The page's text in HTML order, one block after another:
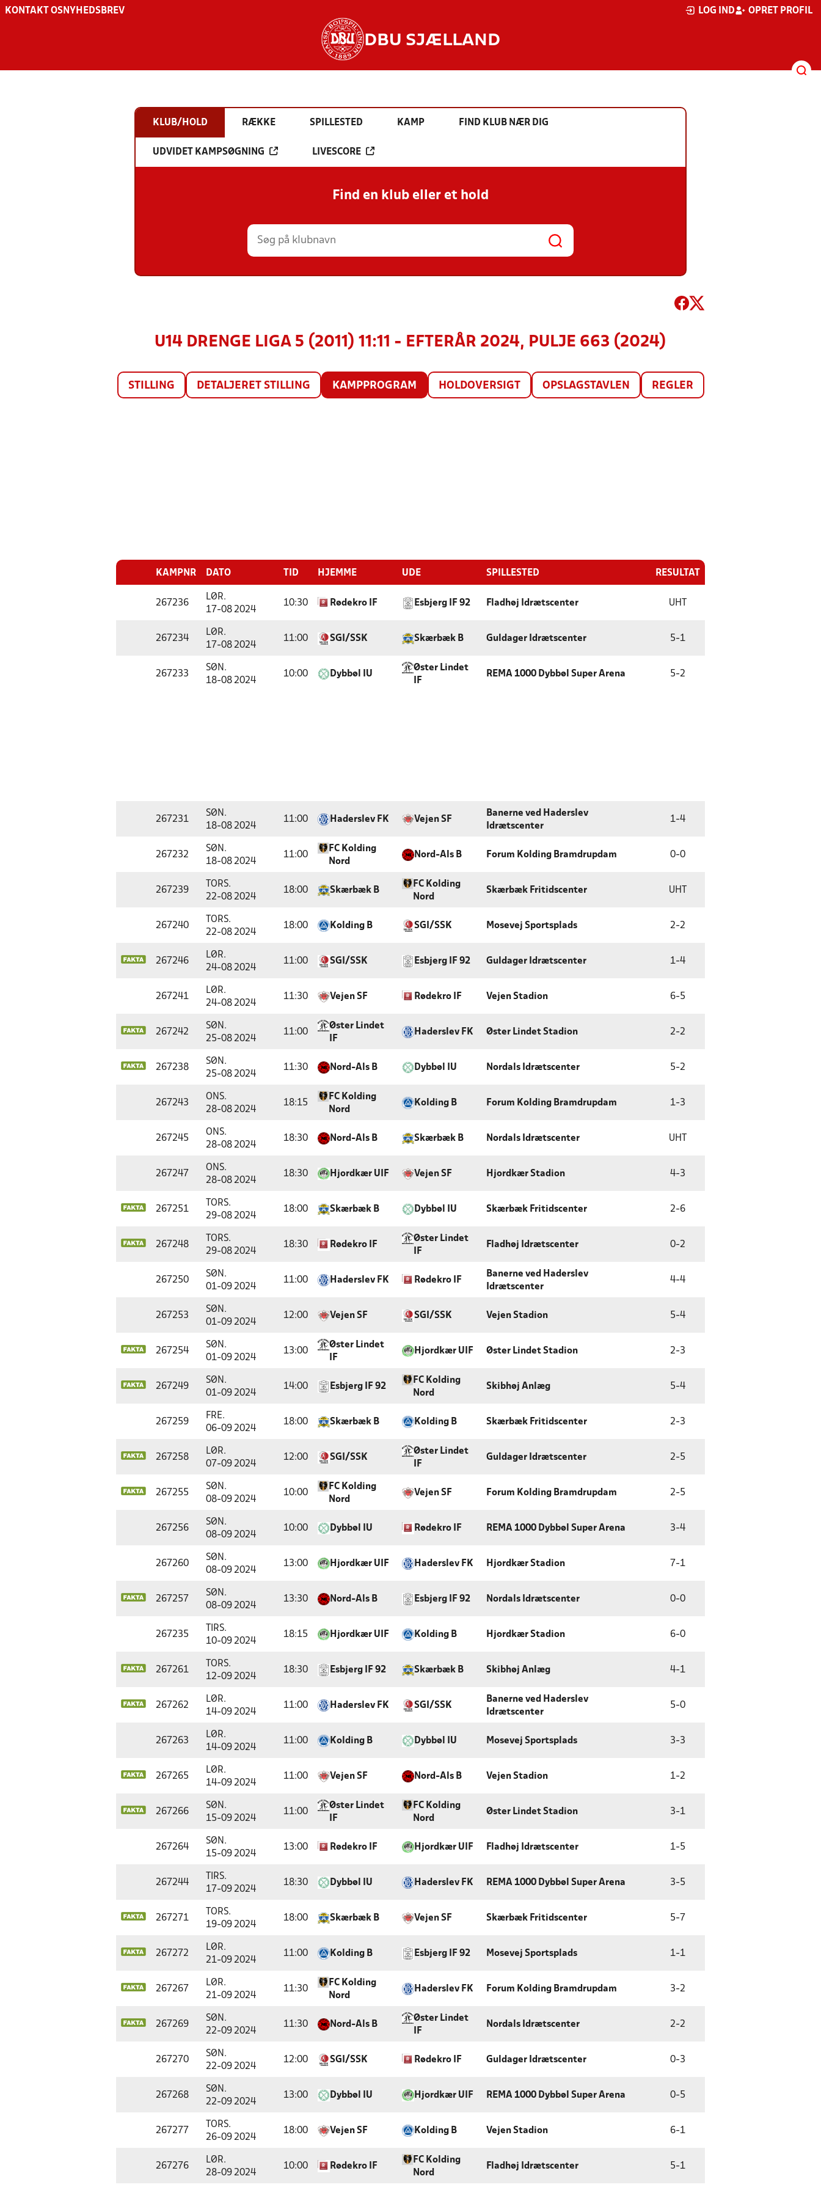
KONTAKT OS NYHEDSBREV LOG IND OPRET PROFIL
DBU SJÆLLAND
KLUB/HOLD RÆKKE SPILLESTED KAMP FIND KLUB NÆR DIG
UDVIDET KAMPSØGNING LIVESCORE
Find en klub eller et hold
U14 DRENGE LIGA 5 (2011) 11:11 - EFTERÅR 2024, PULJE 663 (2024)
STILLING DETALJERET STILLING KAMPPROGRAM HOLDOVERSIGT OPSLAGSTAVLEN REGLER
KAMPNR DATO TID HJEMME UDE SPILLESTED RESULTAT
267236
LØR.
17-08 2024
10:30 Rødekro IF Esbjerg IF 92 Fladhøj Idrætscenter UHT
267234
LØR.
17-08 2024
11:00 SGI/SSK Skærbæk B Guldager Idrætscenter 5-1
267233
SØN.
18-08 2024
10:00 Dybbøl IU
Øster Lindet
IF
REMA 1000 Dybbøl Super Arena 5-2
267231
SØN.
18-08 2024
11:00 Haderslev FK Vejen SF
Banerne ved Haderslev
Idrætscenter
1-4
267232
SØN.
18-08 2024
11:00
FC Kolding
Nord
Nord-Als B Forum Kolding Bramdrupdam 0-0
267239
TORS.
22-08 2024
18:00 Skærbæk B
FC Kolding
Nord
Skærbæk Fritidscenter UHT
267240
TORS.
22-08 2024
18:00 Kolding B SGI/SSK Mosevej Sportsplads 2-2
267246
LØR.
24-08 2024
11:00 SGI/SSK Esbjerg IF 92 Guldager Idrætscenter 1-4
267241
LØR.
24-08 2024
11:30 Vejen SF Rødekro IF Vejen Stadion 6-5
267242
SØN.
25-08 2024
11:00
Øster Lindet
IF
Haderslev FK Øster Lindet Stadion 2-2
267238
SØN.
25-08 2024
11:30 Nord-Als B Dybbøl IU Nordals Idrætscenter 5-2
267243
ONS.
28-08 2024
18:15
FC Kolding
Nord
Kolding B Forum Kolding Bramdrupdam 1-3
267245
ONS.
28-08 2024
18:30 Nord-Als B Skærbæk B Nordals Idrætscenter UHT
267247
ONS.
28-08 2024
18:30 Hjordkær UIF Vejen SF Hjordkær Stadion 4-3
267251
TORS.
29-08 2024
18:00 Skærbæk B Dybbøl IU Skærbæk Fritidscenter 2-6
267248
TORS.
29-08 2024
18:30 Rødekro IF
Øster Lindet
IF
Fladhøj Idrætscenter 0-2
267250
SØN.
01-09 2024
11:00 Haderslev FK Rødekro IF
Banerne ved Haderslev
Idrætscenter
4-4
267253
SØN.
01-09 2024
12:00 Vejen SF SGI/SSK Vejen Stadion 5-4
267254
SØN.
01-09 2024
13:00
Øster Lindet
IF
Hjordkær UIF Øster Lindet Stadion 2-3
267249
SØN.
01-09 2024
14:00 Esbjerg IF 92
FC Kolding
Nord
Skibhøj Anlæg 5-4
267259
FRE.
06-09 2024
18:00 Skærbæk B Kolding B Skærbæk Fritidscenter 2-3
267258
LØR.
07-09 2024
12:00 SGI/SSK
Øster Lindet
IF
Guldager Idrætscenter 2-5
267255
SØN.
08-09 2024
10:00
FC Kolding
Nord
Vejen SF Forum Kolding Bramdrupdam 2-5
267256
SØN.
08-09 2024
10:00 Dybbøl IU Rødekro IF REMA 1000 Dybbøl Super Arena 3-4
267260
SØN.
08-09 2024
13:00 Hjordkær UIF Haderslev FK Hjordkær Stadion 7 -1
267257
SØN.
08-09 2024
13:30 Nord-Als B Esbjerg IF 92 Nordals Idrætscenter 0-0
267235
TIRS.
10-09 2024
18:15 Hjordkær UIF Kolding B Hjordkær Stadion 6-0
267261
TORS.
12-09 2024
18:30 Esbjerg IF 92 Skærbæk B Skibhøj Anlæg 4-1
267262
LØR.
14-09 2024
11:00 Haderslev FK SGI/SSK
Banerne ved Haderslev
Idrætscenter
5-0
267263
LØR.
14-09 2024
11:00 Kolding B Dybbøl IU Mosevej Sportsplads 3-3
267265
LØR.
14-09 2024
11:00 Vejen SF Nord-Als B Vejen Stadion 1-2
267266
SØN.
15-09 2024
11:00
Øster Lindet
IF
FC Kolding
Nord
Øster Lindet Stadion 3-1
267264
SØN.
15-09 2024
13:00 Rødekro IF Hjordkær UIF Fladhøj Idrætscenter 1-5
267244
TIRS.
17-09 2024
18:30 Dybbøl IU Haderslev FK REMA 1000 Dybbøl Super Arena 3-5
267271
TORS.
19-09 2024
18:00 Skærbæk B Vejen SF Skærbæk Fritidscenter 5- 7
267272
LØR.
21-09 2024
11:00 Kolding B Esbjerg IF 92 Mosevej Sportsplads 1-1
267267
LØR.
21-09 2024
11:30
FC Kolding
Nord
Haderslev FK Forum Kolding Bramdrupdam 3-2
267269
SØN.
22-09 2024
11:30 Nord-Als B
Øster Lindet
IF
Nordals Idrætscenter 2-2
267270
SØN.
22-09 2024
12:00 SGI/SSK Rødekro IF Guldager Idrætscenter 0-3
267268
SØN.
22-09 2024
13:00 Dybbøl IU Hjordkær UIF REMA 1000 Dybbøl Super Arena 0-5
267277
TORS.
26-09 2024
18:00 Vejen SF Kolding B Vejen Stadion 6-1
267276
LØR.
28-09 2024
10:00 Rødekro IF
FC Kolding
Nord
Fladhøj Idrætscenter 5-1